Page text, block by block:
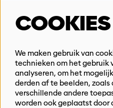
Events &
BLIJF OP
COOKIES
We maken gebruik van
technieken om het gebruik
analyseren, om het
derden af te beelden, zoals
verschillende andere
worden ook geplaatst door